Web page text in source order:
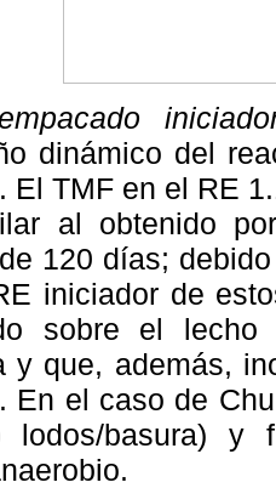
dinámico del
El TMF en el RE
al obtenido
120 días;
iniciador de
sobre el lecho
y que, además,
En el caso de
lodos/basura) y